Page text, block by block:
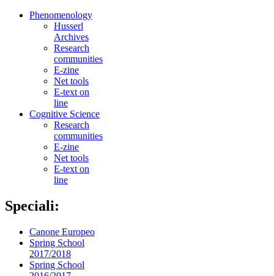
Phenomenology
Husserl
Archives
Research
communities
E-zine
Net tools
E-text on
line
Cognitive Science
Research
communities
E-zine
Net tools
E-text on
line
Speciali:
Canone Europeo
Spring School
2017/2018
Spring School